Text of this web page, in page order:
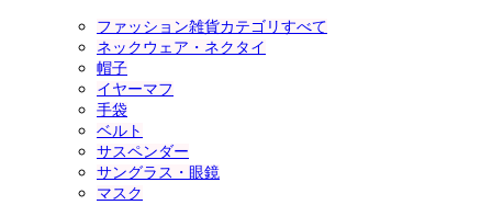
ファッション雑貨カテゴリすべて
ネックウェア・ネクタイ
帽子
イヤーマフ
手袋
ベルト
サスペンダー
サングラス・眼鏡
マスク